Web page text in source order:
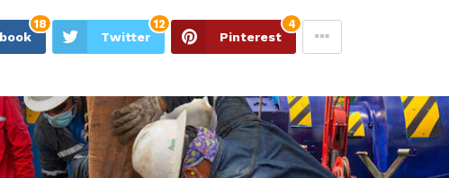
18
Twitter
12
Pinterest
4